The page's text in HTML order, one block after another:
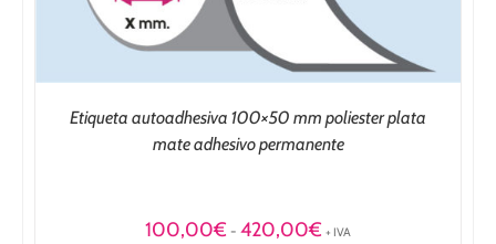
Etiqueta autoadhesiva 100×50 mm poliester plata
mate adhesivo permanente
100,00€ - 420,00€Rango
+ IVA